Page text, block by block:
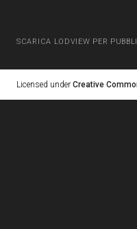
SCARICA LODVIEW PER
Licensed under Creative